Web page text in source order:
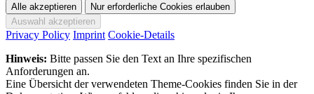
Privacy Policy Imprint Cookie-Details
Hinweis: Bitte passen Sie den Text an Ihre spezifischen
Anforderungen an.
Eine Übersicht der verwendeten Theme-Cookies finden Sie in der